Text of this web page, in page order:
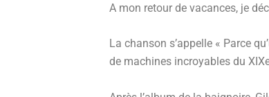
A mon retour de vacances, je
La chanson s’appelle « Parce
de machines incroyables du